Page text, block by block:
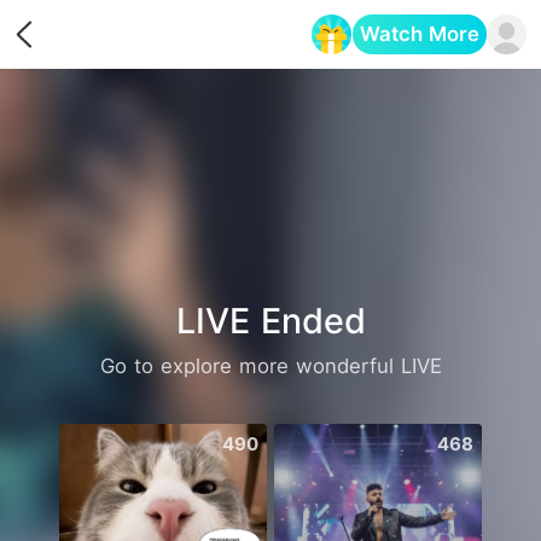
Watch More
LIVE Ended
Go to explore more wonderful LIVE
490 468